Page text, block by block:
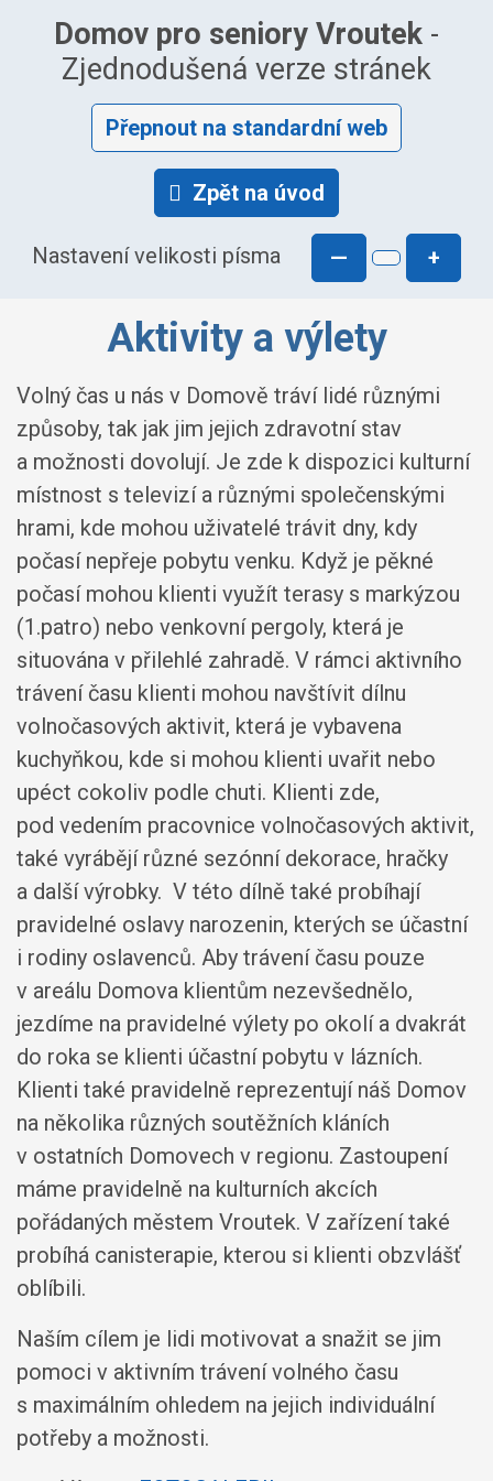
Domov pro seniory Vroutek -
Zjednodušená verze stránek
Přepnout na standardní web
Zpět na úvod
Nastavení velikosti písma — +
Aktivity a výlety
Volný čas u nás v Domově tráví lidé různými
způsoby, tak jak jim jejich zdravotní stav
a možnosti dovolují. Je zde k dispozici kulturní
místnost s televizí a různými společenskými
hrami, kde mohou uživatelé trávit dny, kdy
počasí nepřeje pobytu venku. Když je pěkné
počasí mohou klienti využít terasy s markýzou
(1.patro) nebo venkovní pergoly, která je
situována v přilehlé zahradě. V rámci aktivního
trávení času klienti mohou navštívit dílnu
volnočasových aktivit, která je vybavena
kuchyňkou, kde si mohou klienti uvařit nebo
upéct cokoliv podle chuti. Klienti zde,
pod vedením pracovnice volnočasových aktivit,
také vyrábějí různé sezónní dekorace, hračky
a další výrobky. V této dílně také probíhají
pravidelné oslavy narozenin, kterých se účastní
i rodiny oslavenců. Aby trávení času pouze
v areálu Domova klientům nezevšednělo,
jezdíme na pravidelné výlety po okolí a dvakrát
do roka se klienti účastní pobytu v lázních.
Klienti také pravidelně reprezentují náš Domov
na několika různých soutěžních kláních
v ostatních Domovech v regionu. Zastoupení
máme pravidelně na kulturních akcích
pořádaných městem Vroutek. V zařízení také
probíhá canisterapie, kterou si klienti obzvlášť
oblíbili.
Naším cílem je lidi motivovat a snažit se jim
pomoci v aktivním trávení volného času
s maximálním ohledem na jejich individuální
potřeby a možnosti.